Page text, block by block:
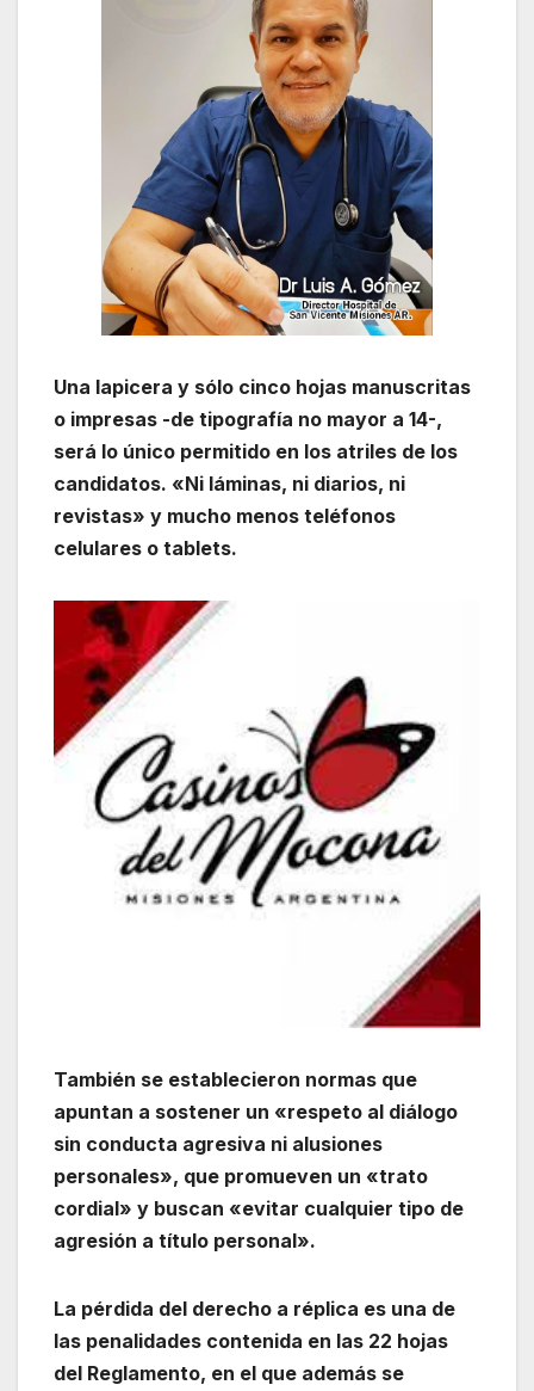
Una lapicera y sólo cinco hojas manuscritas
o impresas -de tipografía no mayor a 14-,
será lo único permitido en los atriles de los
candidatos. «Ni láminas, ni diarios, ni
revistas» y mucho menos teléfonos
celulares o tablets.
También se establecieron normas que
apuntan a sostener un «respeto al diálogo
sin conducta agresiva ni alusiones
personales», que promueven un «trato
cordial» y buscan «evitar cualquier tipo de
agresión a título personal».
La pérdida del derecho a réplica es una de
las penalidades contenida en las 22 hojas
del Reglamento, en el que además se